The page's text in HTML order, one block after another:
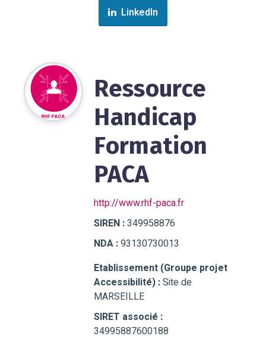
LinkedIn
Ressource
Handicap
Formation
PACA
http://www.rhf-paca.fr
SIREN :349958876
NDA :93130730013
Etablissement (Groupe projet
Accessibilité) :Site de
MARSEILLE
SIRET associé :
34995887600188